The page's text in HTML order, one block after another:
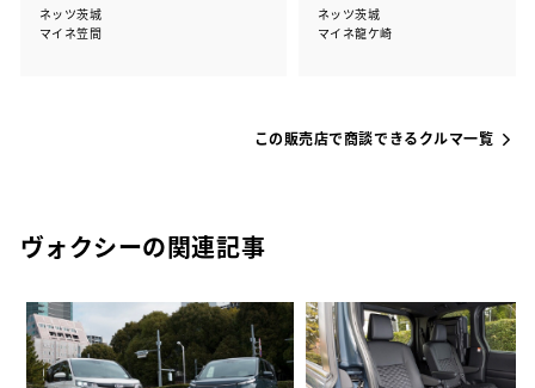
ネッツ茨城
マイネ笠間
ネッツ茨城
マイネ龍ケ崎
この販売店で商談できるクルマ一覧
ヴォクシーの関連記事